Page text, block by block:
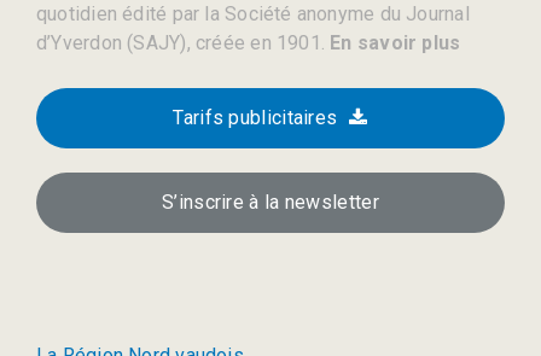
quotidien édité par la Société anonyme du Journal
d’Yverdon (SAJY), créée en 1901. En savoir plus
Tarifs publicitaires
S’inscrire à la newsletter